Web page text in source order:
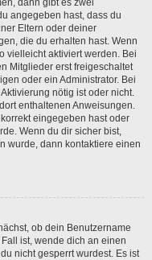
dann gibt es zwei
angegeben hast, dass du
Eltern oder deiner
die du erhalten hast. Wenn
vielleicht aktiviert werden. Bei
Mitglieder erst freigeschaltet
oder ein Administrator. Bei
nötig ist oder nicht.
enthaltenen Anweisungen.
eingegeben hast oder
Wenn du dir sicher bist,
wurde, dann kontaktiere einen
ob dein Benutzername
ist, wende dich an einen
nicht gesperrt wurdest. Es ist